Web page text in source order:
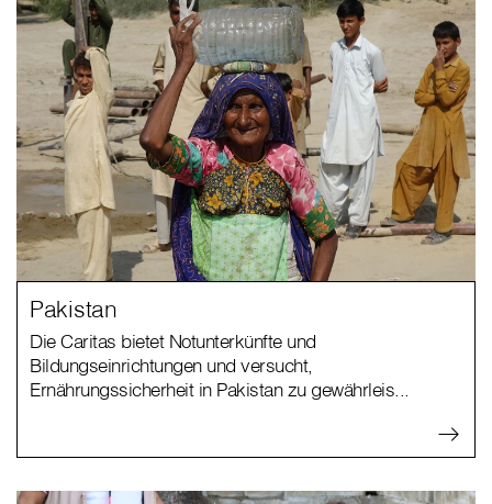
Pakistan
Die Caritas bietet Notunterkünfte und
Bildungseinrichtungen und versucht,
Ernährungssicherheit in Pakistan zu gewährleis...